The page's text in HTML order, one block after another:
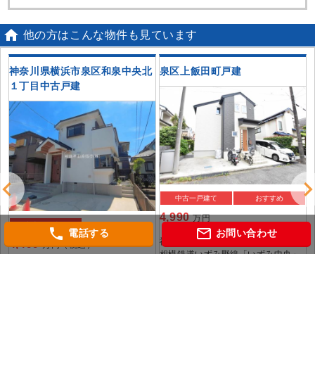
 他の方はこんな物件も見ています
神奈川県横浜市泉区和泉中央北
１丁目中古戸建
4,499万円（税込）
泉区上飯田町戸建
中古一戸建て おすすめ
4,990万円
神奈川県横浜市泉区上飯田町
相模鉄道いずみ野線「いずみ中央」
phone 電話する mail_outline お問い合わせ